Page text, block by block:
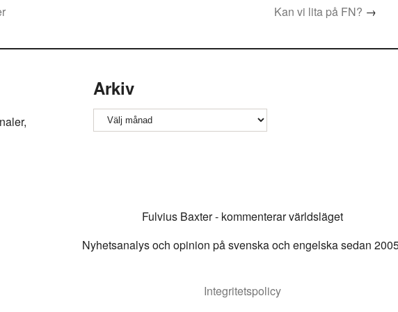
Kan vi lita på FN? →
Arkiv
Arkiv
Fulvius Baxter - kommenterar världsläget
Nyhetsanalys och opinion på svenska och engelska sedan
Integritetspolicy